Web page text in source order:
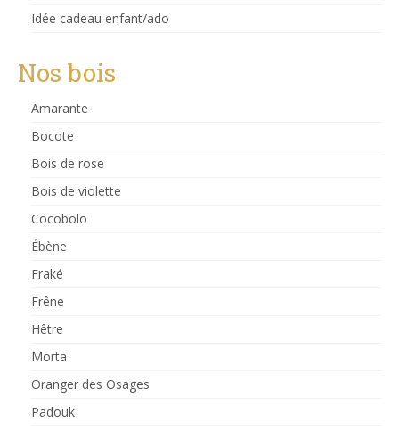
Idée cadeau enfant/ado
Nos bois
Amarante
Bocote
Bois de rose
Bois de violette
Cocobolo
Ébène
Fraké
Frêne
Hêtre
Morta
Oranger des Osages
Padouk